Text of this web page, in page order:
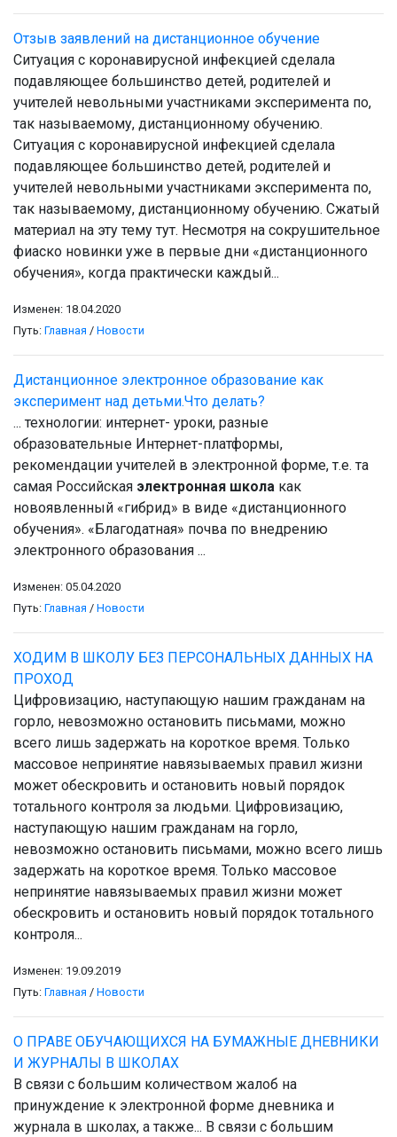
Отзыв заявлений на дистанционное обучение
Ситуация с коронавирусной инфекцией сделала
подавляющее большинство детей, родителей и
учителей невольными участниками эксперимента по,
так называемому, дистанционному обучению.
Ситуация с коронавирусной инфекцией сделала
подавляющее большинство детей, родителей и
учителей невольными участниками эксперимента по,
так называемому, дистанционному обучению. Сжатый
материал на эту тему тут. Несмотря на сокрушительное
фиаско новинки уже в первые дни «дистанционного
обучения», когда практически каждый...
Изменен: 18.04.2020
Путь: Главная / Новости
Дистанционное электронное образование как
эксперимент над детьми.Что делать?
... технологии: интернет- уроки, разные
образовательные Интернет-платформы,
рекомендации учителей в электронной форме, т.е. та
самая Российская электронная школа как
новоявленный «гибрид» в виде «дистанционного
обучения». «Благодатная» почва по внедрению
электронного образования ...
Изменен: 05.04.2020
Путь: Главная / Новости
ХОДИМ В ШКОЛУ БЕЗ ПЕРСОНАЛЬНЫХ ДАННЫХ НА
ПРОХОД
Цифровизацию, наступающую нашим гражданам на
горло, невозможно остановить письмами, можно
всего лишь задержать на короткое время. Только
массовое непринятие навязываемых правил жизни
может обескровить и остановить новый порядок
тотального контроля за людьми. Цифровизацию,
наступающую нашим гражданам на горло,
невозможно остановить письмами, можно всего лишь
задержать на короткое время. Только массовое
непринятие навязываемых правил жизни может
обескровить и остановить новый порядок тотального
контроля...
Изменен: 19.09.2019
Путь: Главная / Новости
О ПРАВЕ ОБУЧАЮЩИХСЯ НА БУМАЖНЫЕ ДНЕВНИКИ
И ЖУРНАЛЫ В ШКОЛАХ
В связи с большим количеством жалоб на
принуждение к электронной форме дневника и
журнала в школах, а также... В связи с большим